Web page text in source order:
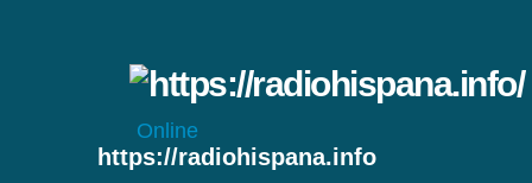
Online
https://radiohispana.info